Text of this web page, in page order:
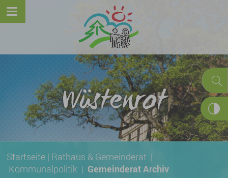
Wüstenrot
Startseite | Rathaus & Gemeinderat |
Kommunalpolitik | Gemeinderat Archiv